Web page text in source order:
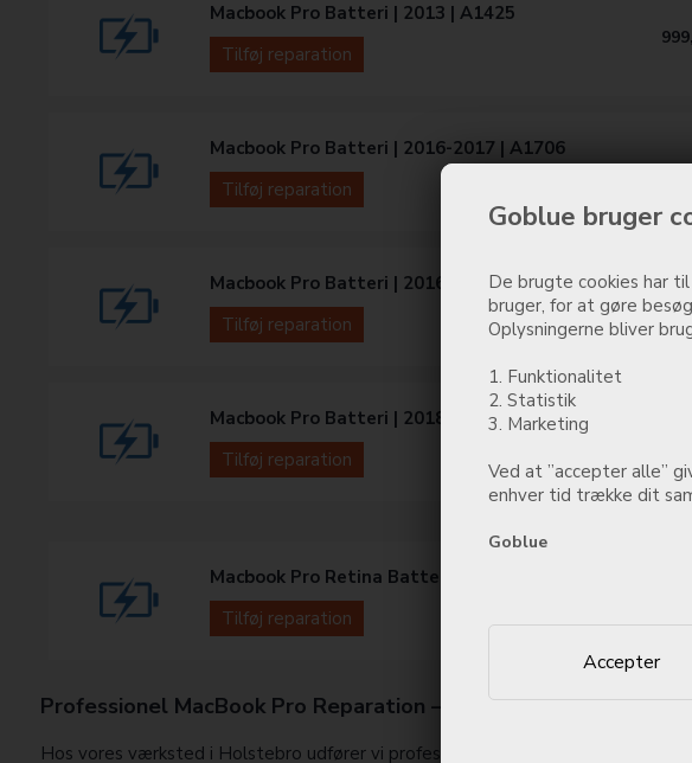
Goblue bruger
De brugte cookies har
bruger, for at gøre
Oplysningerne bliver
1. Funktionalitet
2. Statistik
3. Marketing
Ved at ”accepter alle”
enhver tid trække dit
Goblue
Macbook Pro Batteri | 2013 | A1425
Tilføj reparation
Macbook Pro Batteri | 2016-2017 | A1706
Tilføj reparation
Macbook Pro Batteri | 2016-2017 | A1708
Tilføj reparation
Macbook Pro Batteri | 2018-2019 | A1964
Tilføj reparation
Macbook Pro Retina Batteri | 2013-2015 | A1502
Tilføj reparation
Professionel MacBook Pro Reparation – Hurtig og Sikker
Hos vores værksted i Holstebro udfører vi professionel reparation af